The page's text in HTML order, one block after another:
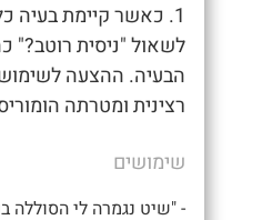
1. כאשר קיימת בעיה
לשאול "ניסית רוטב?"
הבעיה. ההצעה
רצינית ומטרתה
שימושים
- "שיט נגמרה לי הסוללה